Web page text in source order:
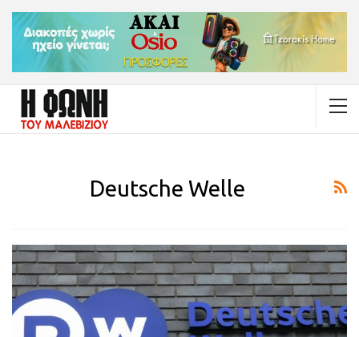
Deutsche Welle